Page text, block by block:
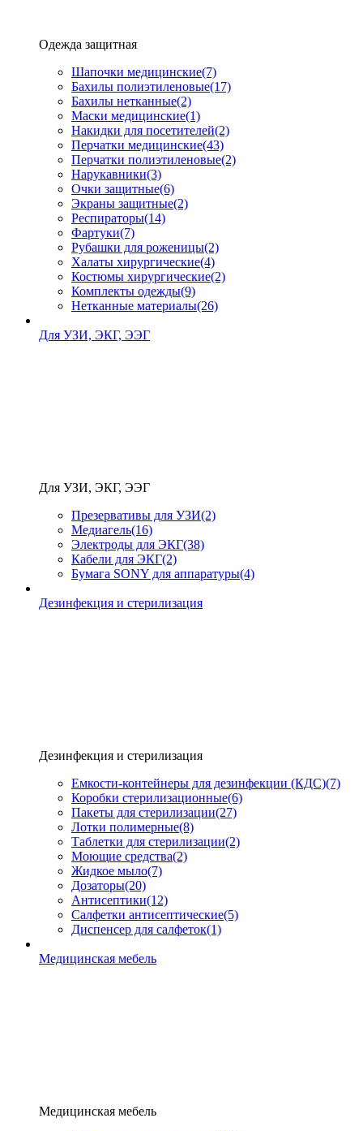
Одежда защитная
Шапочки медицинские(7)
Бахилы полиэтиленовые(17)
Бахилы нетканные(2)
Маски медицинские(1)
Накидки для посетителей(2)
Перчатки медицинские(43)
Перчатки полиэтиленовые(2)
Нарукавники(3)
Очки защитные(6)
Экраны защитные(2)
Рeспираторы(14)
Фартуки(7)
Рубашки для роженицы(2)
Халаты хирургические(4)
Костюмы хирургические(2)
Комплекты одежды(9)
Нетканные материалы(26)
Для УЗИ, ЭКГ, ЭЭГ
Для УЗИ, ЭКГ, ЭЭГ
Презервативы для УЗИ(2)
Медиагель(16)
Электроды для ЭКГ(38)
Кабели для ЭКГ(2)
Бумага SONY для аппаратуры(4)
Дезинфекция и стерилизация
Дезинфекция и стерилизация
Емкости-контейнеры для дезинфекции (КДС)(7)
Коробки стерилизационные(6)
Пакеты для стерилизации(27)
Лотки полимерные(8)
Таблетки для стерилизации(2)
Моющие средства(2)
Жидкое мыло(7)
Дозаторы(20)
Антисептики(12)
Салфетки антисептические(5)
Диспенсер для салфеток(1)
Медицинская мебель
Медицинская мебель